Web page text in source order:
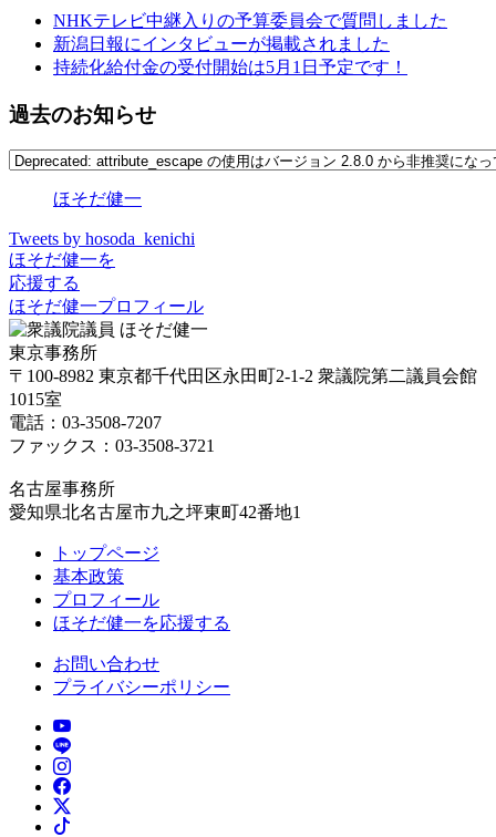
NHKテレビ中継入りの予算委員会で質問しました
新潟日報にインタビューが掲載されました
持続化給付金の受付開始は5月1日予定です！
過去のお知らせ
ほそだ健一
Tweets by hosoda_kenichi
ほそだ健一を
応援する
ほそだ健一プロフィール
東京事務所
〒100-8982 東京都千代田区永田町2-1-2 衆議院第二議員会館
1015室
電話：03-3508-7207
ファックス：03-3508-3721
名古屋事務所
愛知県北名古屋市九之坪東町42番地1
トップページ
基本政策
プロフィール
ほそだ健一を応援する
お問い合わせ
プライバシーポリシー